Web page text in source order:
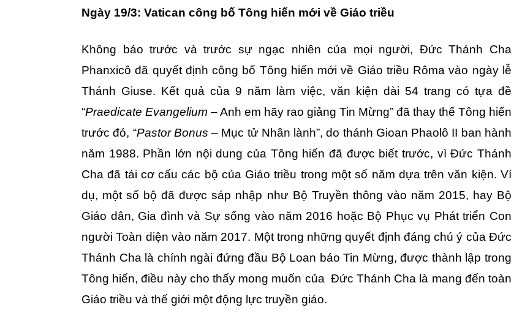
Ngày 19/3: Vatican công bố Tông hiến mới về Giáo triều
Không báo trước và trước sự ngạc nhiên của mọi người, Đức Thánh Cha
Phanxicô đã quyết định công bố Tông hiến mới về Giáo triều Rôma vào ngày lễ
Thánh Giuse. Kết quả của 9 năm làm việc, văn kiện dài 54 trang có tựa đề
“Praedicate Evangelium – Anh em hãy rao giảng Tin Mừng” đã thay thế Tông hiến
trước đó, “Pastor Bonus – Mục tử Nhân lành”, do thánh Gioan Phaolô II ban hành
năm 1988. Phần lớn nội dung của Tông hiến đã được biết trước, vì Đức Thánh
Cha đã tái cơ cấu các bộ của Giáo triều trong một số năm dựa trên văn kiện. Ví
dụ, một số bộ đã được sáp nhập như Bộ Truyền thông vào năm 2015, hay Bộ
Giáo dân, Gia đình và Sự sống vào năm 2016 hoặc Bộ Phục vụ Phát triển Con
người Toàn diện vào năm 2017. Một trong những quyết định đáng chú ý của Đức
Thánh Cha là chính ngài đứng đầu Bộ Loan báo Tin Mừng, được thành lập trong
Tông hiến, điều này cho thấy mong muốn của Đức Thánh Cha là mang đến toàn
Giáo triều và thế giới một động lực truyền giáo.